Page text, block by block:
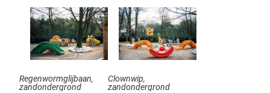
Regenwormglijbaan,
zandondergrond
Clownwip,
zandondergrond